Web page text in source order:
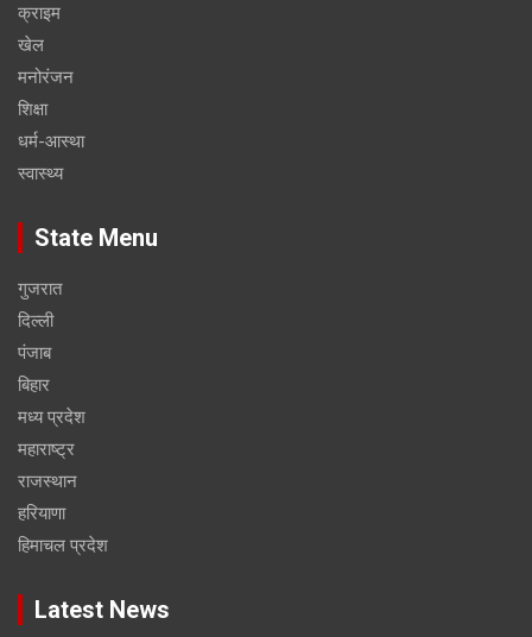
क्राइम
खेल
मनोरंजन
शिक्षा
धर्म-आस्था
स्वास्थ्य
State Menu
गुजरात
दिल्ली
पंजाब
बिहार
मध्य प्रदेश
महाराष्ट्र
राजस्थान
हरियाणा
हिमाचल प्रदेश
Latest News